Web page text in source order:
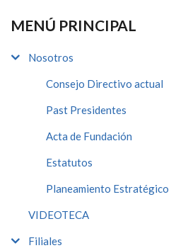
MENÚ PRINCIPAL
Nosotros
Consejo Directivo actual
Past Presidentes
Acta de Fundación
Estatutos
Planeamiento Estratégico
VIDEOTECA
Filiales